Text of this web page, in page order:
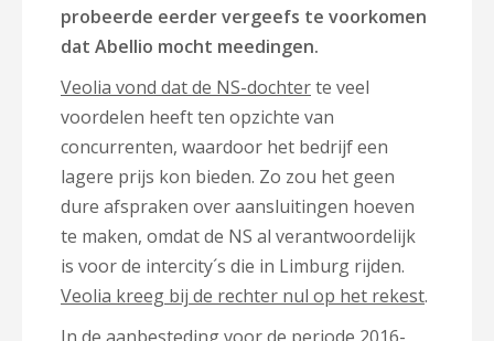
probeerde eerder vergeefs te voorkomen
dat Abellio mocht meedingen.
Veolia vond dat de NS-dochterte veel
voordelen heeft ten opzichte van
concurrenten, waardoor het bedrijf een
lagere prijs kon bieden. Zo zou het geen
dure afspraken over aansluitingen hoeven
te maken, omdat de NS al verantwoordelijk
is voor de intercity´s die in Limburg rijden.
Veolia kreeg bij de rechter nul op het rekest.